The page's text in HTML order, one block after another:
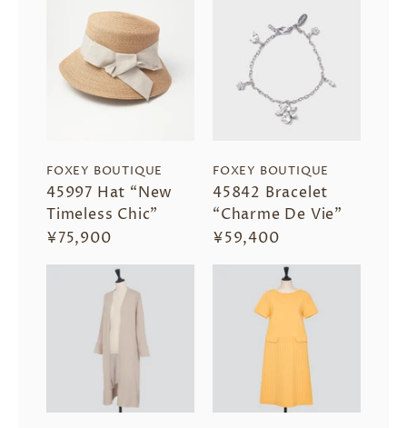
FOXEY BOUTIQUE
45997 Hat “New
Timeless Chic”
¥75,900
FOXEY BOUTIQUE
45842 Bracelet
“Charme De Vie”
¥59,400